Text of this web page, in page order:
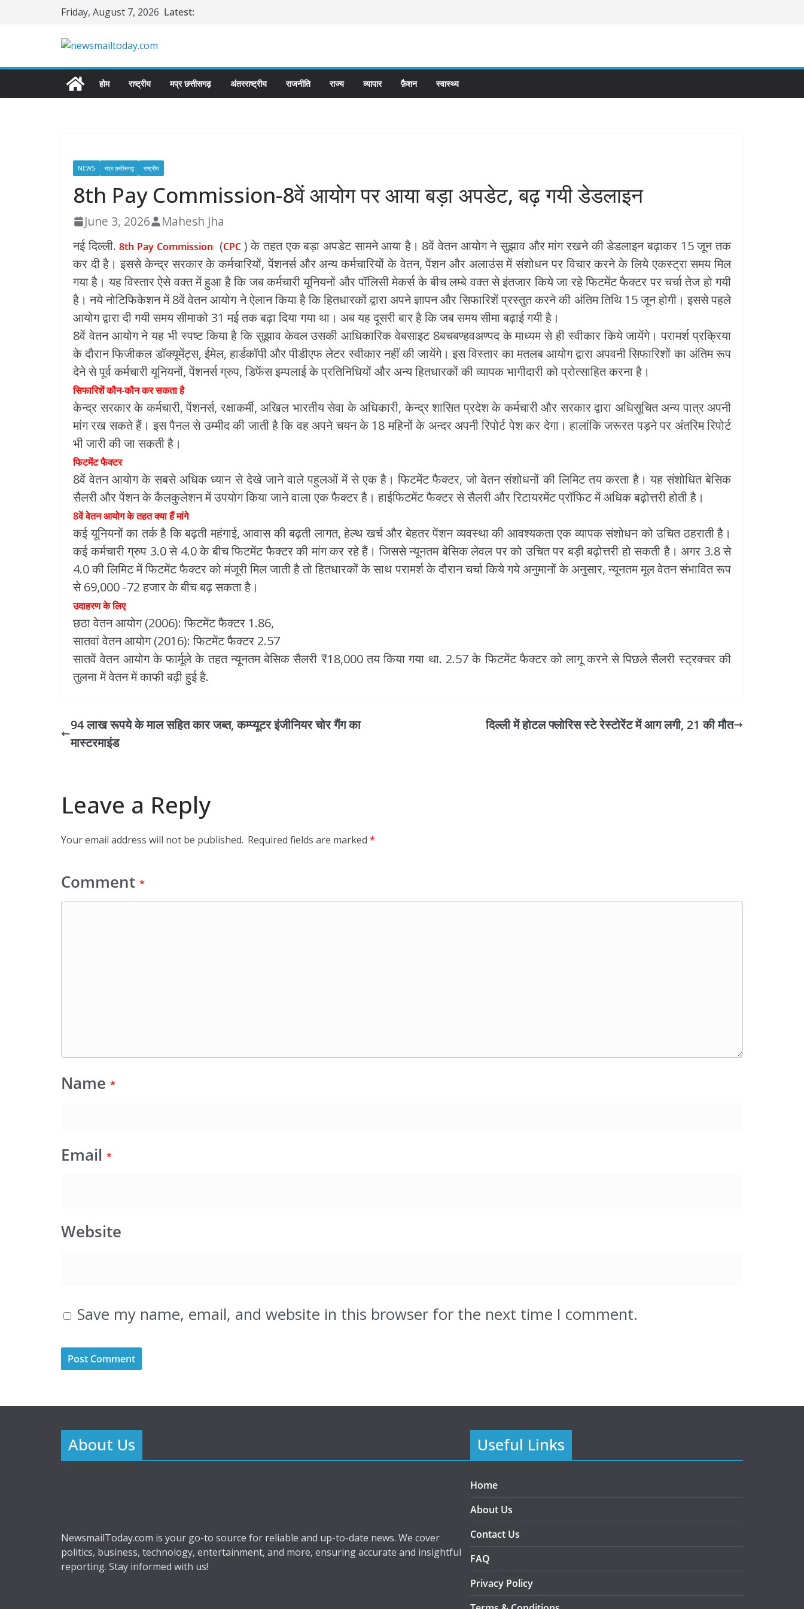
Friday, August 7, 2026 Latest:
होम राष्ट्रीय मप्र छत्तीसगढ़ अंतरराष्ट्रीय राजनीति राज्य व्यापार फ़ैशन स्वास्थ्य
NEWS मप्र छत्तीसगढ़ राष्ट्रीय
8th Pay Commission-8वें आयोग पर आया बड़ा अपडेट, बढ़ गयी डेडलाइन
June 3, 2026
Mahesh Jha
नई दिल्ली.8th Pay Commission (CPC ) के तहत एक बड़ा अपडेट सामने आया है। 8वें वेतन आयोग ने सुझाव और मांग रखने की डेडलाइन बढ़ाकर 15 जून तक
कर दी है। इससे केन्द्र सरकार के कर्मचारियों, पेंशनर्स और अन्य कर्मचारियों के वेतन, पेंशन और अलाउंस में संशोधन पर विचार करने के लिये एकस्ट्रा समय मिल
गया है। यह विस्तार ऐसे वक्त में हुआ है कि जब कर्मचारी यूनियनों और पॉलिसी मेकर्स के बीच लम्बे वक्त से इंतजार किये जा रहे फिटमेंट फैक्टर पर चर्चा तेज हो गयी
है। नये नोटिफिकेशन में 8वें वेतन आयोग ने ऐलान किया है कि हितधारकों द्वारा अपने ज्ञापन और सिफारिशें प्रस्तुत करने की अंतिम तिथि 15 जून होगी। इससे पहले
आयोग द्वारा दी गयी समय सीमाको 31 मई तक बढ़ा दिया गया था। अब यह दूसरी बार है कि जब समय सीमा बढ़ाई गयी है।
8वें वेतन आयोग ने यह भी स्पष्ट किया है कि सुझाव केवल उसकी आधिकारिक वेबसाइट 8बचबण्हवअण्पद के माध्यम से ही स्वीकार किये जायेंगे। परामर्श प्रक्रिया
के दौरान फिजीकल डॉक्यूमेंट्स, ईमेल, हार्डकॉपी और पीडीएफ लेटर स्वीकार नहीं की जायेंगे। इस विस्तार का मतलब आयोग द्वारा अपवनी सिफारिशों का अंतिम रूप
देने से पूर्व कर्मचारी यूनियनों, पेंशनर्स ग्रुप, डिफेंस इम्पलाई के प्रतिनिधियों और अन्य हितधारकों की व्यापक भागीदारी को प्रोत्साहित करना है।
सिफारिशें कौन-कौन कर सकता है
केन्द्र सरकार के कर्मचारी, पेंशनर्स, रक्षाकर्मी, अखिल भारतीय सेवा के अधिकारी, केन्द्र शासित प्रदेश के कर्मचारी और सरकार द्वारा अधिसूचित अन्य पात्र अपनी
मांग रख सकते हैं। इस पैनल से उम्मीद की जाती है कि वह अपने चयन के 18 महिनों के अन्दर अपनी रिपोर्ट पेश कर देगा। हालांकि जरूरत पड़ने पर अंतरिम रिपोर्ट
भी जारी की जा सकती है।
फिटमेंट फैक्टर
8वें वेतन आयोग के सबसे अधिक ध्यान से देखे जाने वाले पहुलओं में से एक है। फिटमेंट फैक्टर, जो वेतन संशोधनों की लिमिट तय करता है। यह संशोधित बेसिक
सैलरी और पेंशन के कैलकुलेशन में उपयोग किया जाने वाला एक फैक्टर है। हाईफिटमेंट फैक्टर से सैलरी और रिटायरमेंट प्रॉफिट में अधिक बढ़ोत्तरी होती है।
8वें वेतन आयोग के तहत क्या हैं मांगे
कई यूनियनों का तर्क है कि बढ़ती महंगाई, आवास की बढ़ती लागत, हेल्थ खर्च और बेहतर पेंशन व्यवस्था की आवश्यकता एक व्यापक संशोधन को उचित ठहराती है।
कई कर्मचारी ग्रुप 3.0 से 4.0 के बीच फिटमेंट फैक्टर की मांग कर रहे हैं। जिससे न्यूनतम बेसिक लेवल पर को उचित पर बड़ी बढ़ोत्तरी हो सकती है। अगर 3.8 से
4.0 की लिमिट में फिटमेंट फैक्टर को मंजूरी मिल जाती है तो हितधारकों के साथ परामर्श के दौरान चर्चा किये गये अनुमानों के अनुसार, न्यूनतम मूल वेतन संभावित रूप
से 69,000 -72 हजार के बीच बढ़ सकता है।
उदाहरण के लिए
छठा वेतन आयोग (2006): फिटमेंट फैक्‍टर 1.86,
सातवां वेतन आयोग (2016): फिटमेंट फैक्‍टर 2.57
सातवें वेतन आयोग के फार्मूले के तहत न्यूनतम बेसिक सैलरी ₹18,000 तय किया गया था. 2.57 के फिटमेंट फैक्टर को लागू करने से पिछले सैलरी स्‍ट्रक्‍चर की
तुलना में वेतन में काफी बढ़ी हुई है.
94 लाख रूपये के माल सहित कार जब्त, कम्प्यूटर इंजीनियर चोर गैंग का
मास्टरमाइंड
दिल्ली में होटल फ्लोरिस स्टे रेस्टोरेंट में आग लगी, 21 की मौत
Leave a Reply
Your email address will not be published. Required fields are marked *
Comment *
Name *
Email *
Website
Save my name, email, and website in this browser for the next time I comment.
About Us
NewsmailToday.com is your go-to source for reliable and up-to-date news. We cover
politics, business, technology, entertainment, and more, ensuring accurate and insightful
reporting. Stay informed with us!
Useful Links
Home
About Us
Contact Us
FAQ
Privacy Policy